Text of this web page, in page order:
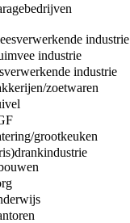
industrie
industrie
industrie
zoetwaren
grootkeuken